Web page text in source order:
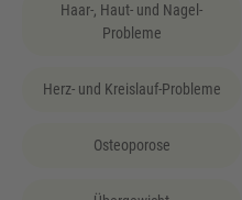
Haar-, Haut- und Nagel-
Probleme
Herz- und Kreislauf-Probleme
Osteoporose